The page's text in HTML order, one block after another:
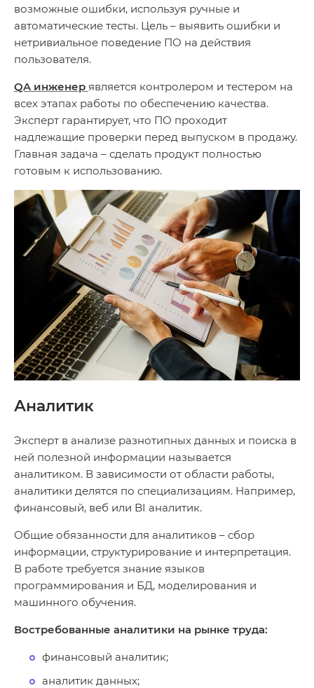
возможные ошибки, используя ручные и
автоматические тесты. Цель – выявить ошибки и
нетривиальное поведение ПО на действия
пользователя.
QA инженер является контролером и тестером на
всех этапах работы по обеспечению качества.
Эксперт гарантирует, что ПО проходит
надлежащие проверки перед выпуском в продажу.
Главная задача – сделать продукт полностью
готовым к использованию.
Аналитик
Эксперт в анализе разнотипных данных и поиска в
ней полезной информации называется
аналитиком. В зависимости от области работы,
аналитики делятся по специализациям. Например,
финансовый, веб или BI аналитик.
Общие обязанности для аналитиков – сбор
информации, структурирование и интерпретация.
В работе требуется знание языков
программирования и БД, моделирования и
машинного обучения.
Востребованные аналитики на рынке труда:
финансовый аналитик;
аналитик данных;